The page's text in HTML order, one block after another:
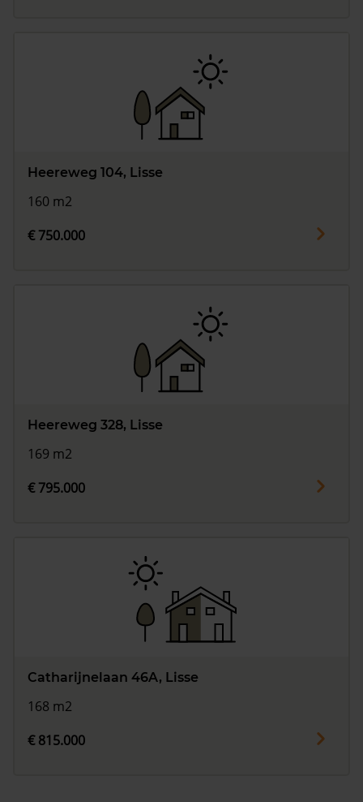
Heereweg 104, Lisse
160 m2
€ 750.000
Heereweg 328, Lisse
169 m2
€ 795.000
Catharijnelaan 46A, Lisse
168 m2
€ 815.000